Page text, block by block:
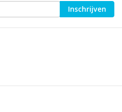
Inschrijven